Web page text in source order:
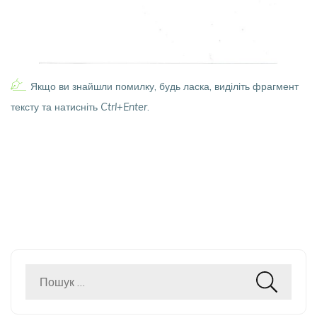
Якщо ви знайшли помилку, будь ласка, виділіть фрагмент
тексту та натисніть Ctrl+Enter.
Пошук: